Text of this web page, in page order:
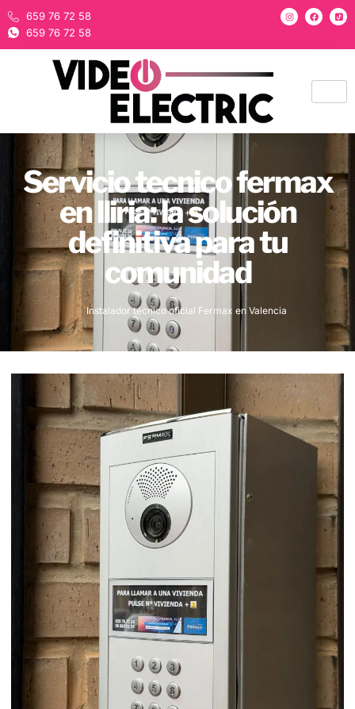
659 76 72 58
659 76 72 58
Servicio tecnico fermax
en lliria: la solución
definitiva para tu
comunidad
Instalador técnico oficial Fermax en Valencia